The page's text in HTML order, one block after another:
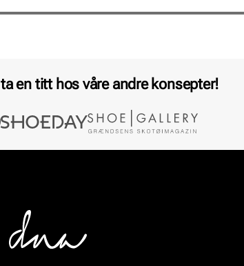
en titt hos våre andre konsepter!